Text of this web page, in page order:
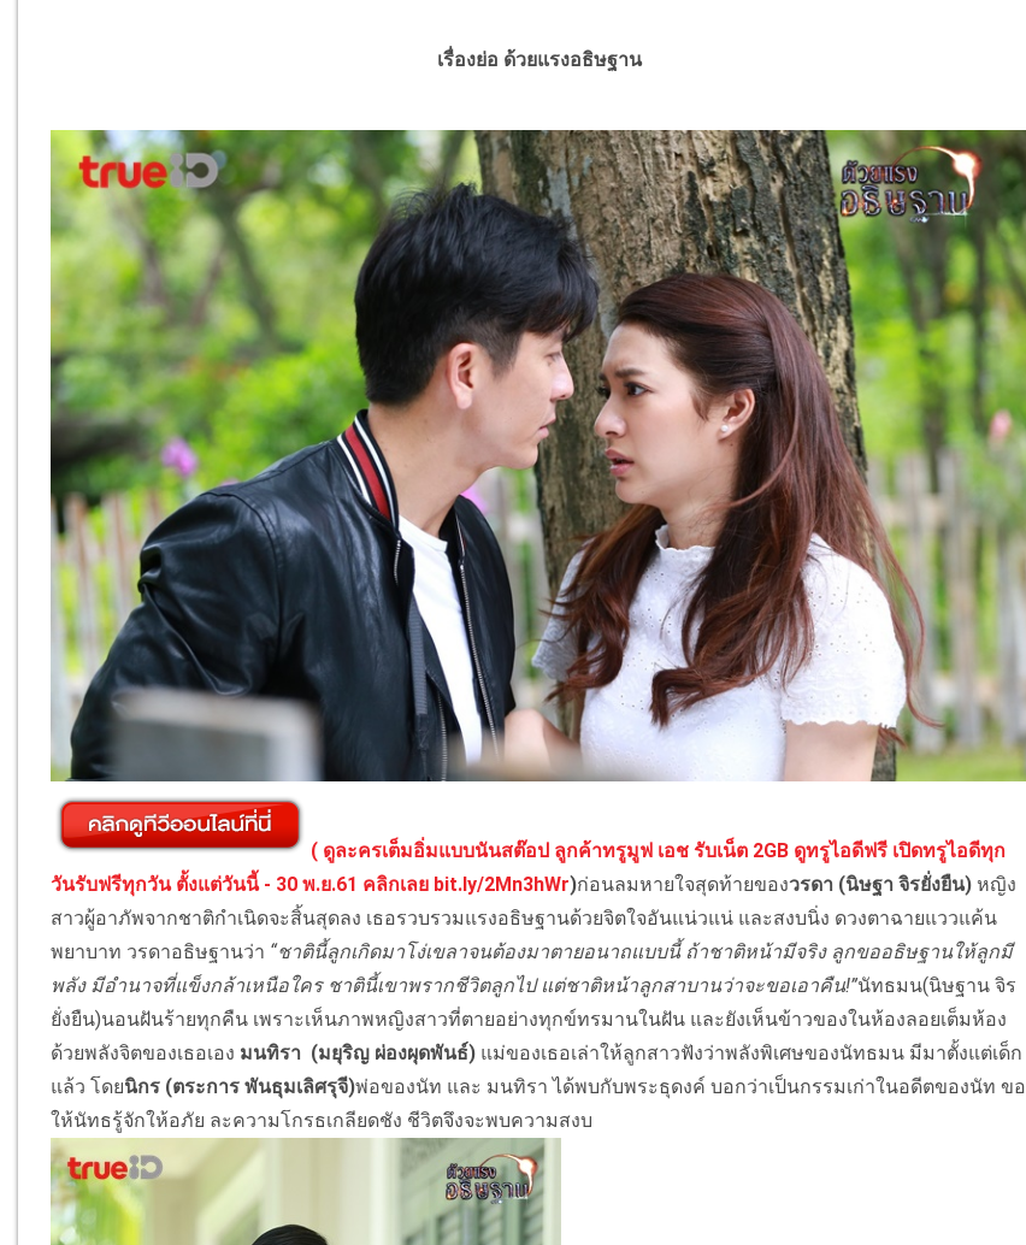
เรื่องย่อ ด้วยแรงอธิษฐาน
( ดูละครเต็มอิ่มแบบนันสต๊อป ลูกค้าทรูมูฟ เอช รับเน็ต 2GB ดูทรูไอดีฟรี เปิดทรูไอดีทุก
วันรับฟรีทุกวัน ตั้งแต่วันนี้ - 30 พ.ย.61 คลิกเลย bit.ly/2Mn3hWr)ก่อนลมหายใจสุดท้ายของวรดา (นิษฐา จิรยั่งยืน) หญิง
สาวผู้อาภัพจากชาติกำเนิดจะสิ้นสุดลง เธอรวบรวมแรงอธิษฐานด้วยจิตใจอันแน่วแน่ และสงบนิ่ง ดวงตาฉายแววแค้น
พยาบาท วรดาอธิษฐานว่า “ชาตินี้ลูกเกิดมาโง่เขลาจนต้องมาตายอนาถแบบนี้ ถ้าชาติหน้ามีจริง ลูกขออธิษฐานให้ลูกมี
พลัง มีอำนาจที่แข็งกล้าเหนือใคร ชาตินี้เขาพรากชีวิตลูกไป แต่ชาติหน้าลูกสาบานว่าจะขอเอาคืน!”นัทธมน(นิษฐาน จิร
ยั่งยืน)นอนฝันร้ายทุกคืน เพราะเห็นภาพหญิงสาวที่ตายอย่างทุกข์ทรมานในฝัน และยังเห็นข้าวของในห้องลอยเต็มห้อง
ด้วยพลังจิตของเธอเอง มนทิรา (มยุริญ ผ่องผุดพันธ์) แม่ของเธอเล่าให้ลูกสาวฟังว่าพลังพิเศษของนัทธมน มีมาตั้งแต่เด็ก
แล้ว โดยนิกร (ตระการ พันธุมเลิศรุจี)พ่อของนัท และ มนทิรา ได้พบกับพระธุดงค์ บอกว่าเป็นกรรมเก่าในอดีตของนัท ขอ
ให้นัทธรู้จักให้อภัย ละความโกรธเกลียดชัง ชีวิตจึงจะพบความสงบ